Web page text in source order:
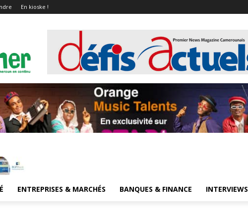
En kioske !
ENTREPRISES & MARCHÉS BANQUES & FINANCE INTERVIEWS